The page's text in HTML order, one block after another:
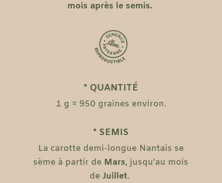
mois après le semis.
° QUANTITÉ
1 g = 950 graines environ.
° SEMIS
La carotte demi-longue Nantais se
sème à partir de Mars, jusqu’au mois
deJuillet.